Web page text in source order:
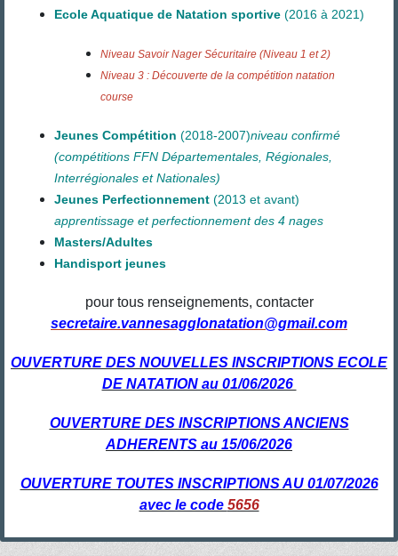
Ecole Aquatique de Natation sportive (2016 à 2021)
Niveau Savoir Nager Sécuritaire (Niveau 1 et 2)
Niveau 3 : Découverte de la compétition natation
course
Jeunes Compétition (2018-2007)niveau confirmé
(compétitions FFN Départementales, Régionales,
Interrégionales et Nationales)
Jeunes Perfectionnement (2013 et avant)
apprentissage et perfectionnement des 4 nages
Masters/Adultes
Handisport jeunes
pour tous renseignements, contacter
secretaire.vannesagglonatation@gmail.com
OUVERTURE DES NOUVELLES INSCRIPTIONS ECOLE
DE NATATION au 01/06/2026
OUVERTURE DES INSCRIPTIONS ANCIENS
ADHERENTS au 15/06/2026
OUVERTURE TOUTES INSCRIPTIONS AU 01/07/2026
avec le code 5656